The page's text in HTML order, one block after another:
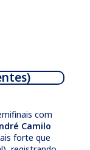
com
Camilo
forte que